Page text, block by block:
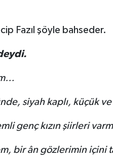
Fazıl şöyle bahseder.
siyah kaplı, küçük
genç kızın şiirleri
bir ân gözlerimin içini